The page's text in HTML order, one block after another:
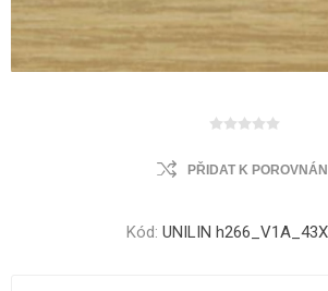
PŘIDAT K POROVNÁNÍ
Kód: UNILIN